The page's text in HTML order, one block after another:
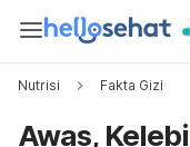
Nutrisi Fakta Gizi
Awas,